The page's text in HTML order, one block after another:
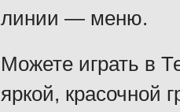
линии — меню.
Можете играть в
яркой, красочной